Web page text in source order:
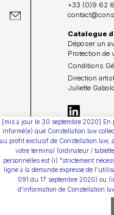
Nous
Les Smart
+33 (0)9 62
Catalogue
Déposer un
Protection de
Conditions
Direction
Juliette
[mis à jour le 30 septembre 2020] En
informé(e) que Constellation.law
au profit exclusif de Constellation.law,
votre terminal (ordinateur /
personnelles est (i) "strictement
ligne à la demande expresse de
091 du 17 septembre 2020) ou
d'information de